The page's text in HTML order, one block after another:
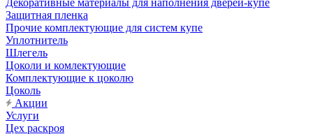
Декоративные материалы для наполнения дверей-купе
Защитная пленка
Прочие комплектующие для систем купе
Уплотнитель
Шлегель
Цоколи и комлектующие
Комплектующие к цоколю
Цоколь
Акции
Услуги
Цех раскроя